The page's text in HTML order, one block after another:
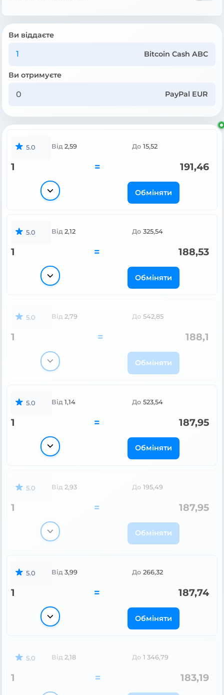
Ви віддаєте
Bitcoin Cash ABC
Ви отримуєте
PayPal EUR
5.0 Від 2,59 До 15,52
1 = 191,46
Обміняти
5.0 Від 2,12 До 325,54
1 = 188,53
Обміняти
5.0 Від 2,79 До 542,85
1 = 188,1
Обміняти
5.0 Від 1,14 До 523,54
1 = 187,95
Обміняти
5.0 Від 2,93 До 195,49
1 = 187,95
Обміняти
5.0 Від 3,99 До 266,32
1 = 187,74
Обміняти
5.0 Від 2,18 До 1 346,79
1 = 183,19